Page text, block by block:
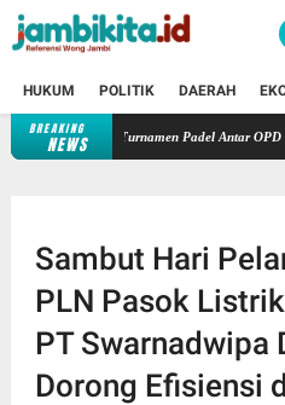
HUKUM POLITIK DAERAH
BREAKING
NEWS
Adakan Turnamen Padel Antar OPD
Sambut Hari
PLN Pasok
PT Swarnadwipa
Dorong Efisiensi